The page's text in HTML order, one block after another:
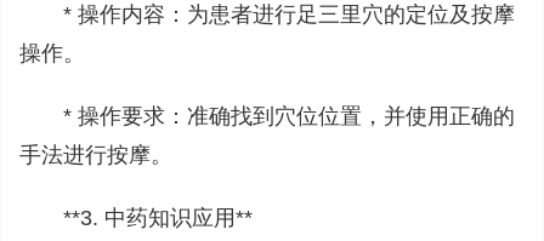
* 操作内容：为患者进行足三里穴的定位及按摩
操作。
* 操作要求：准确找到穴位位置，并使用正确的
手法进行按摩。
**3. 中药知识应用**